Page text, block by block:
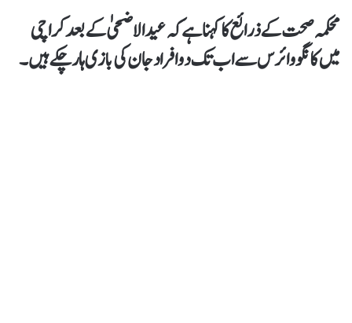
محکمہ صحت کے ذرائع کا کہنا ہے کہ عیدالاضحیٰ کے بعد کراچی
میں کانگو وائرس سے اب تک دو افراد جان کی بازی ہار چکے ہیں۔